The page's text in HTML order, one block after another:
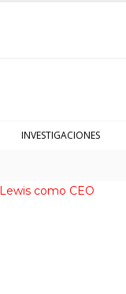
INVESTIGACIONES